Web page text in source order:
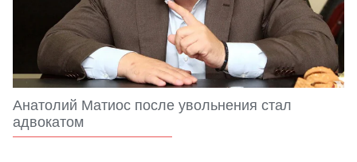
Анатолий Матиос после увольнения стал
адвокатом